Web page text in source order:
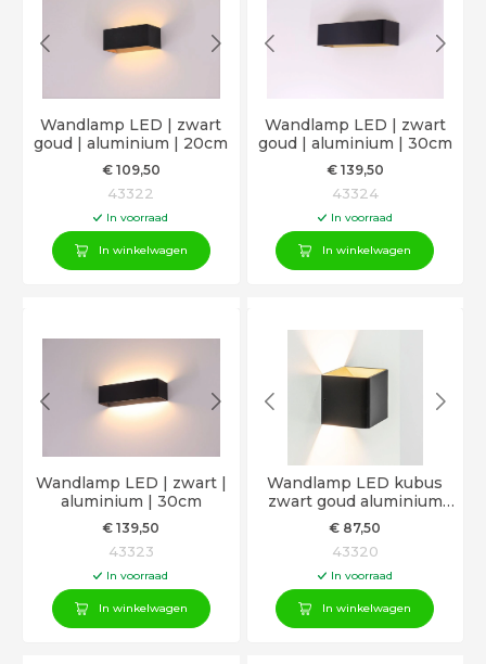
Wandlamp LED | zwart
goud | aluminium | 20cm
€109,50
43322
In voorraad
In winkelwagen
Wandlamp LED | zwart
goud | aluminium | 30cm
€139,50
43324
In voorraad
In winkelwagen
Wandlamp LED | zwart |
aluminium | 30cm
€ 139,50
43323
In voorraad
In winkelwagen
Wandlamp LED kubus
zwart goud aluminium
10cm
€ 87,50
43320
In voorraad
In winkelwagen